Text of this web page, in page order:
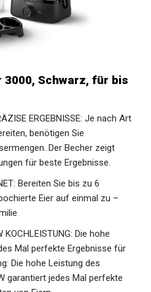
Schwarz, für bis
ERGEBNISSE: Je nach Art
benötigen Sie
Der Becher zeigt
für beste Ergebnisse.
Bereiten Sie bis zu 6
Eier auf einmal zu –
Die hohe
Mal perfekte Ergebnisse für
Die hohe Leistung des
garantiert jedes Mal perfekte